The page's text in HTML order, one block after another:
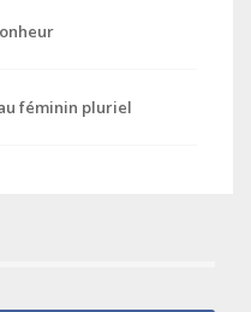
féminin pluriel